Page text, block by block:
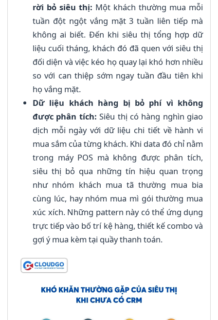
rời bỏ siêu thị: Một khách thường mua mỗi
tuần đột ngột vắng mặt 3 tuần liên tiếp mà
không ai biết. Đến khi siêu thị tổng hợp dữ
liệu cuối tháng, khách đó đã quen với siêu thị
đối diện và việc kéo họ quay lại khó hơn nhiều
so với can thiệp sớm ngay tuần đầu tiên khi
họ vắng mặt.
Dữ liệu khách hàng bị bỏ phí vì không
được phân tích:Siêu thị có hàng nghìn giao
dịch mỗi ngày với dữ liệu chi tiết về hành vi
mua sắm của từng khách. Khi data đó chỉ nằm
trong máy POS mà không được phân tích,
siêu thị bỏ qua những tín hiệu quan trọng
như nhóm khách mua tã thường mua bia
cùng lúc, hay nhóm mua mì gói thường mua
xúc xích. Những pattern này có thể ứng dụng
trực tiếp vào bố trí kệ hàng, thiết kế combo và
gợi ý mua kèm tại quầy thanh toán.